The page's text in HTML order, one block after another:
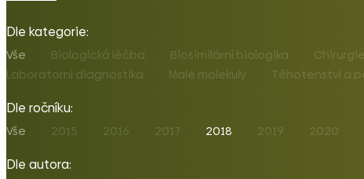
Dle kategorie:
Vše Biologická léčba Biosimilární biologika Chirurgie
Laboratorní diagnostika
Malé molekuly Těhotenství a
Dle ročníku:
Vše 2015 2016 2017 2018 2019 2020
Dle autora: